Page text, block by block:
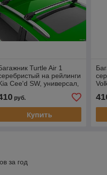
Turtle Air 1
на рейлинги
Cee'd SW, универсал,
руб.
Купить
за год